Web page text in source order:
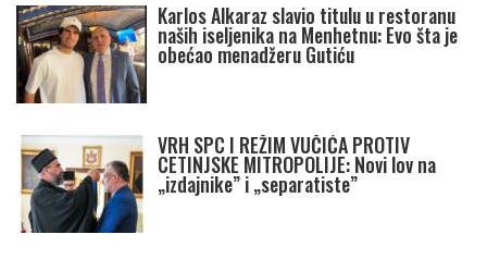
Karlos Alkaraz slavio titulu u restoranu
naših iseljenika na Menhetnu: Evo šta je
obećao menadžeru Gutiću
VRH SPC I REŽIM VUČIĆA PROTIV
CETINJSKE MITROPOLIJE: Novi lov na
„izdajnike” i „separatiste”